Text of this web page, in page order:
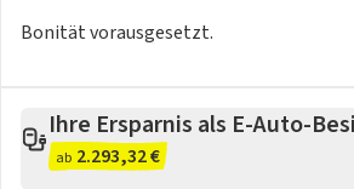
* Onboard Ladegerät (11 kW)
, Heck- und Seitenaufprallerkennung
* Radschrauben Standard
Bonität vorausgesetzt.
Ihre Ersparnis als E-Auto-
ab 2.293,32 €